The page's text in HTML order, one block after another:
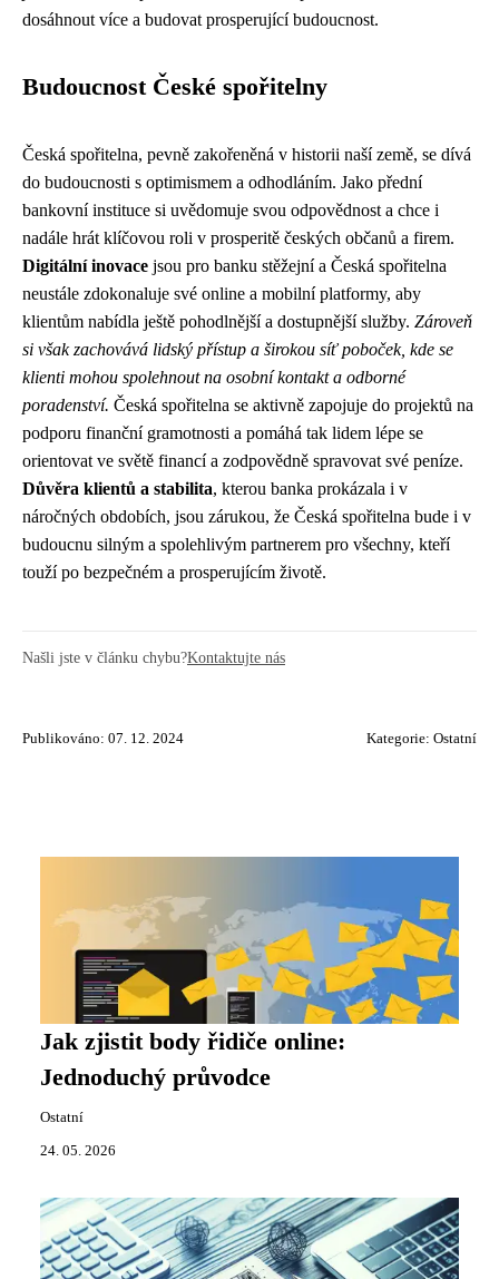
dosáhnout více a budovat prosperující budoucnost.
Budoucnost České spořitelny
Česká spořitelna, pevně zakořeněná v historii naší země, se dívá
do budoucnosti s optimismem a odhodláním. Jako přední
bankovní instituce si uvědomuje svou odpovědnost a chce i
nadále hrát klíčovou roli v prosperitě českých občanů a firem.
Digitální inovace jsou pro banku stěžejní a Česká spořitelna
neustále zdokonaluje své online a mobilní platformy, aby
klientům nabídla ještě pohodlnější a dostupnější služby. Zároveň
si však zachovává lidský přístup a širokou síť poboček, kde se
klienti mohou spolehnout na osobní kontakt a odborné
poradenství. Česká spořitelna se aktivně zapojuje do projektů na
podporu finanční gramotnosti a pomáhá tak lidem lépe se
orientovat ve světě financí a zodpovědně spravovat své peníze.
Důvěra klientů a stabilita, kterou banka prokázala i v
náročných obdobích, jsou zárukou, že Česká spořitelna bude i v
budoucnu silným a spolehlivým partnerem pro všechny, kteří
touží po bezpečném a prosperujícím životě.
Našli jste v článku chybu?Kontaktujte nás
Publikováno: 07. 12. 2024 Kategorie: Ostatní
Jak zjistit body řidiče online:
Jednoduchý průvodce
Ostatní
24. 05. 2026